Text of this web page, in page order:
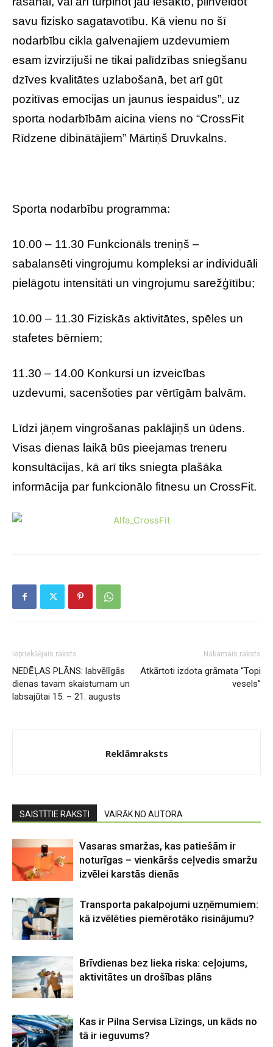
savu fizisko sagatavotību. Kā vienu no šī
nodarbību cikla galvenajiem uzdevumiem
esam izvirzījuši ne tikai palīdzības sniegšanu
dzīves kvalitātes uzlabošanā, bet arī gūt
pozitīvas emocijas un jaunus iespaidus”, uz
sporta nodarbībām aicina viens no “CrossFit
Rīdzene dibinātājiem” Mārtiņš Druvkalns.
Sporta nodarbību programma:
10.00 – 11.30 Funkcionāls treniņš –
sabalansēti vingrojumu kompleksi ar individuāli
pielāgotu intensitāti un vingrojumu sarežģītību;
10.00 – 11.30 Fiziskās aktivitātes, spēles un
stafetes bērniem;
11.30 – 14.00 Konkursi un izveicības
uzdevumi, sacenšoties par vērtīgām balvām.
Līdzi jāņem vingrošanas paklājiņš un ūdens.
Visas dienas laikā būs pieejamas treneru
konsultācijas, kā arī tiks sniegta plašāka
informācija par funkcionālo fitnesu un CrossFit.
Iepriekšējais raksts
NEDĒĻAS PLĀNS: labvēlīgās
dienas tavam skaistumam un
labsajūtai 15. – 21. augusts
Nākamais raksts
Atkārtoti izdota grāmata “Topi
vesels”
Reklāmraksts
SAISTĪTIE RAKSTI VAIRĀK NO AUTORA
Vasaras smaržas, kas patiešām ir
noturīgas – vienkāršs ceļvedis smaržu
izvēlei karstās dienās
Transporta pakalpojumi uzņēmumiem:
kā izvēlēties piemērotāko risinājumu?
Brīvdienas bez lieka riska: ceļojums,
aktivitātes un drošības plāns
Kas ir Pilna Servisa Līzings, un kāds no
tā ir ieguvums?